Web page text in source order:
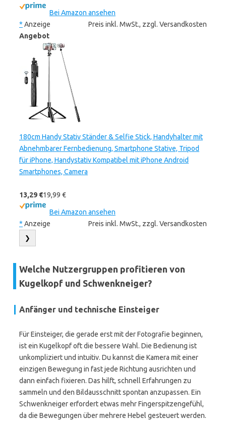
Bei Amazon ansehen
* Anzeige
Preis inkl. MwSt., zzgl. Versandkosten
Angebot
180cm Handy Stativ Ständer & Selfie Stick, Handyhalter mit
Abnehmbarer Fernbedienung, Smartphone Stative, Tripod
für iPhone, Handystativ Kompatibel mit iPhone Android
Smartphones, Camera
13,29 €19,99 €
Bei Amazon ansehen
* Anzeige Preis inkl. MwSt., zzgl. Versandkosten
❯
Welche Nutzergruppen profitieren von
Kugelkopf und Schwenkneiger?
Anfänger und technische Einsteiger
Für Einsteiger, die gerade erst mit der Fotografie beginnen,
ist ein Kugelkopf oft die bessere Wahl. Die Bedienung ist
unkompliziert und intuitiv. Du kannst die Kamera mit einer
einzigen Bewegung in fast jede Richtung ausrichten und
dann einfach fixieren. Das hilft, schnell Erfahrungen zu
sammeln und den Bildausschnitt spontan anzupassen. Ein
Schwenkneiger erfordert etwas mehr Fingerspitzengefühl,
da die Bewegungen über mehrere Hebel gesteuert werden.